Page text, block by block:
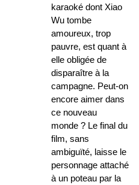
karaoké dont Xiao
Wu tombe
amoureux, trop
pauvre, est quant à
elle obligée de
disparaître à la
campagne. Peut-on
encore aimer dans
ce nouveau
monde ? Le final du
film, sans
ambiguïté, laisse le
personnage attaché
à un poteau par la